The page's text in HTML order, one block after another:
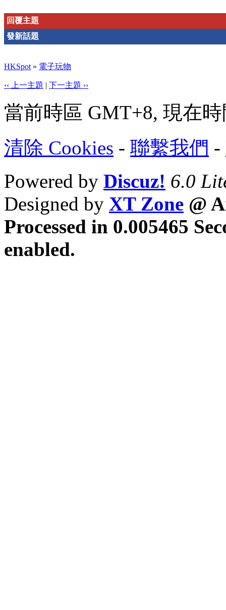
回覆主題
發新話題
HKSpot » 電子玩物
‹‹ 上一主題 | 下一主題 ››
當前時區 GMT+8, 現在
清除 Cookies - 聯繫我們 -
Powered by Discuz! 6.0
Designed by XT Zone @
Processed in 0.005465
enabled.